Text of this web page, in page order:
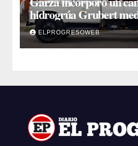
hidrogrúa Grubert
inversión de $35
municipales
ELPROGRESOWEB